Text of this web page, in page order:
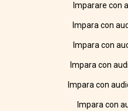
Imparare con
Impara con
Impara con
Impara con
Impara con
Impara con